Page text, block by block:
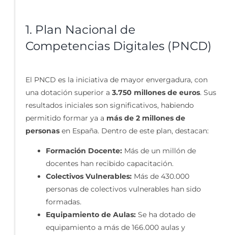
1. Plan Nacional de
Competencias Digitales (PNCD)
El PNCD es la iniciativa de mayor envergadura, con
una dotación superior a 3.750 millones de euros. Sus
resultados iniciales son significativos, habiendo
permitido formar ya a más de 2 millones de
personas en España. Dentro de este plan, destacan:
Formación Docente: Más de un millón de
docentes han recibido capacitación.
Colectivos Vulnerables: Más de 430.000
personas de colectivos vulnerables han sido
formadas.
Equipamiento de Aulas: Se ha dotado de
equipamiento a más de 166.000 aulas y